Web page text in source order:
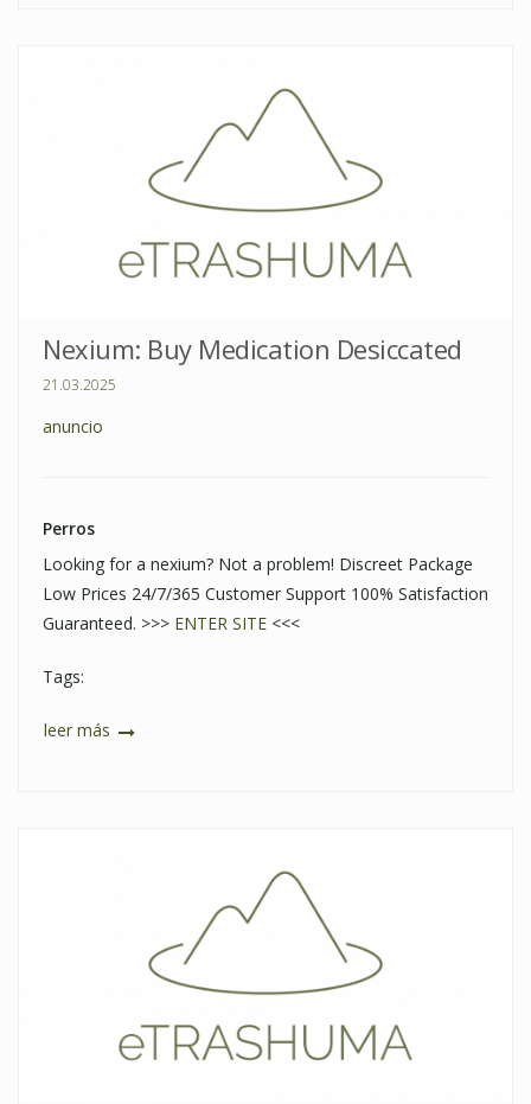
Nexium: Buy Medication Desiccated
21.03.2025
anuncio
Perros
Looking for a nexium? Not a problem! Discreet Package
Low Prices 24/7/365 Customer Support 100% Satisfaction
Guaranteed. >>> ENTER SITE <<<
Tags:
leer más